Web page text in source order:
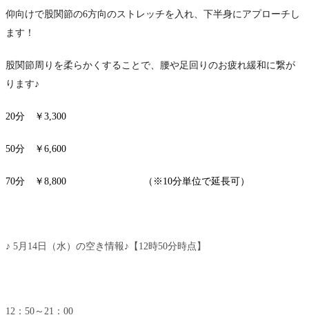
仰向けで股関節の6方向のストレッチを入れ、下半身にアプローチし
ます！
股関節周りを柔らかくすることで、腰や足回りのお疲れ緩和に繋が
ります♪
20分 ￥3,300
50分 ￥6,600
70分 ￥8,800 （※10分単位で延長可）
♪ 5月14日（水）の空き情報♪【12時50分時点】
12：50～21：00